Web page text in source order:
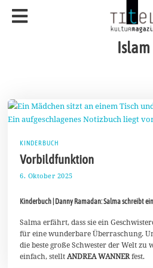
Islam
KINDERBUCH
Vorbildfunktion
6. Oktober 2025
O
t
o
b
e
r
Kinderbuch | Danny Ramadan: Salma schreibt
Salma erfährt, dass sie ein
für eine wunderbare Überraschung.
die beste große Schwester der Welt zu
einfach, stellt ANDREA WANNERfest.